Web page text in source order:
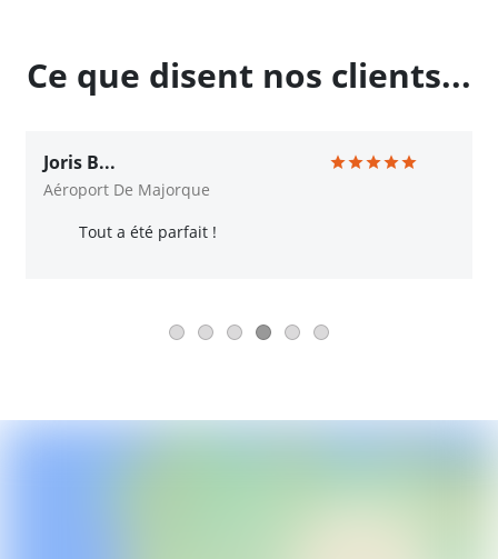
Ce que disent nos clients...
Joris B...
Aéroport De Majorque
Tout a été parfait !